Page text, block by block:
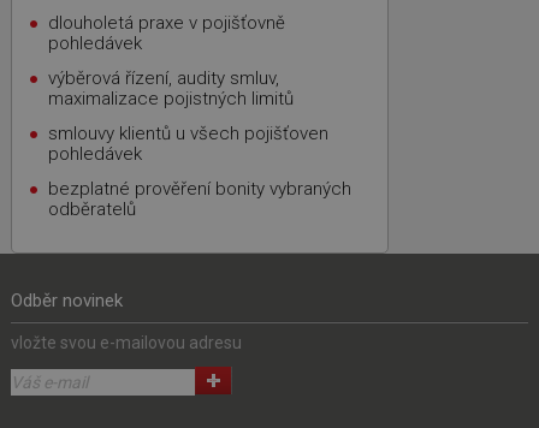
dlouholetá praxe v pojišťovně
pohledávek
výběrová řízení, audity smluv,
maximalizace pojistných limitů
smlouvy klientů u všech pojišťoven
pohledávek
bezplatné prověření bonity vybraných
odběratelů
Odběr novinek
vložte svou e-mailovou adresu